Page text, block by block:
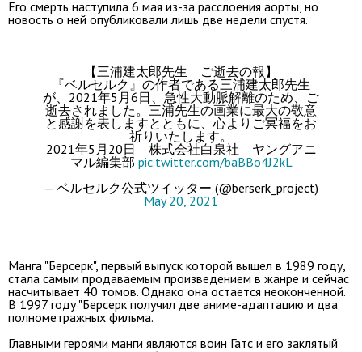
Его смерть наступила 6 мая из-за расслоения аорты, но
новость о ней опубликовали лишь две недели спустя.
【三浦建太郎先生 ご逝去の報】
『ベルセルク』の作者である三浦建太郎先生
が、2021年5月6日、急性大動脈解離のため、ご
逝去されました。三浦先生の画業に最大の敬意
と感謝を表しますとともに、心よりご冥福をお
祈りいたします。
2021年5月20日 株式会社白泉社 ヤングアニ
マル編集部 pic.twitter.com/baBBo4J2kL
— ベルセルク公式ツイッター (@berserk_project)
May 20, 2021
Манга "Берсерк", первый выпуск которой вышел в 1989 году,
стала самым продаваемым произведением в жанре и сейчас
насчитывает 40 томов. Однако она остается неоконченной.
В 1997 году "Берсерк получил две аниме-адаптацию и два
полнометражных фильма.
Главными героями манги являются воин Гатс и его заклятый